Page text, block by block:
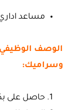
مساعد
الوصف
وسراميك:
حاصل على